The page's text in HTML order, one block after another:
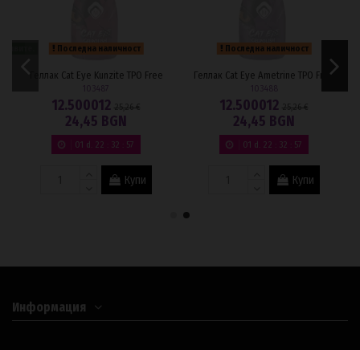
Последна наличност
Геллак Cat Eye Kunzite TPO Free
12.500012
24,45 BGN
01 d. 22 32 57
Купи
Последна наличност
Геллак Cat Eye Ametrine TPO Free
12.500012
24,45 BGN
01 d. 22 32 57
Купи
Информация